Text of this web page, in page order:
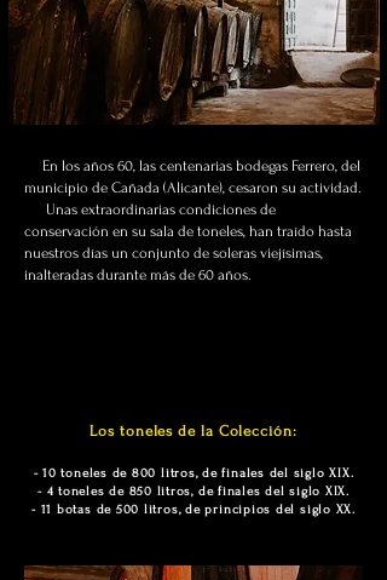
En los años 60, las centenarias bodegas Ferrero, del
municipio de Cañada (Alicante), cesaron su actividad.
Unas extraordinarias condiciones de
conservación en su sala de toneles, han traído hasta
nuestros días un conjunto de soleras viejísimas,
inalteradas durante más de 60 años.
Los toneles de la Colección:
- 10 toneles de 800 litros, de finales del siglo XIX.
- 4 toneles de 850 litros, de finales del siglo XIX.
- 11 botas de 500 litros, de principios del siglo XX.